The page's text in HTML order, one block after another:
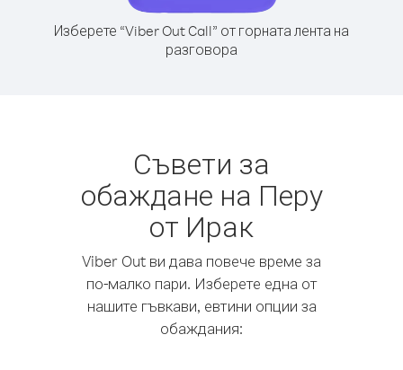
Изберете “Viber Out Call” от горната лента на
разговора
Съвети за
обаждане на Перу
от Ирак
Viber Out ви дава повече време за
по-малко пари. Изберете една от
нашите гъвкави, евтини опции за
обаждания: